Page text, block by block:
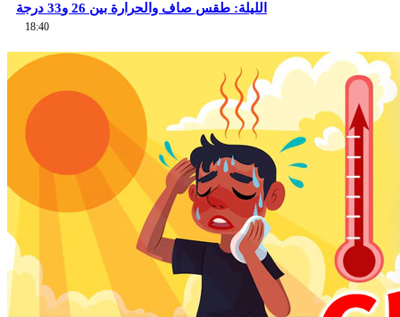
الليلة: طقس صاف والحرارة بين 26 و33 درجة
18:40